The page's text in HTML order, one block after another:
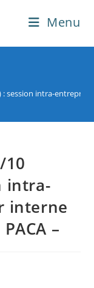
Menu
session intra-
10
intra-
interne
–